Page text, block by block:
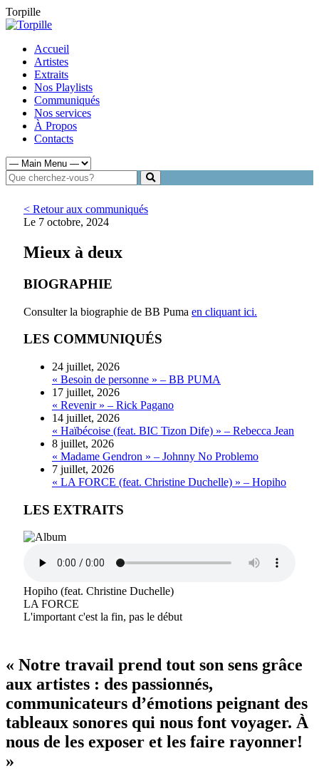
Torpille
Accueil
Artistes
Extraits
Nos Playlists
Communiqués
Nos services
À Propos
Contacts
< Retour aux communiqués
Le 7 octobre, 2024
Mieux à deux
BIOGRAPHIE
Consulter la biographie de BB Puma en cliquant ici.
LES COMMUNIQUÉS
24 juillet, 2026
« Besoin de personne » – BB PUMA
17 juillet, 2026
« Revenir » – Rick Pagano
14 juillet, 2026
« Haïbécoise (feat. BIC Tizon Dife) » – Rebecca Jean
8 juillet, 2026
« Madame Gendron » – Johnny No Problemo
7 juillet, 2026
« LA FORCE (feat. Christine Duchelle) » – Hopiho
LES EXTRAITS
Hopiho (feat. Christine Duchelle)
LA FORCE
L'important c'est la fin, pas le début
« Notre travail prend tout son sens grâce
aux artistes : des passionnés,
communicateurs d’émotions peignant des
tableaux sonores qui nous font voyager. À
nous de les exposer et les faire rayonner!
»